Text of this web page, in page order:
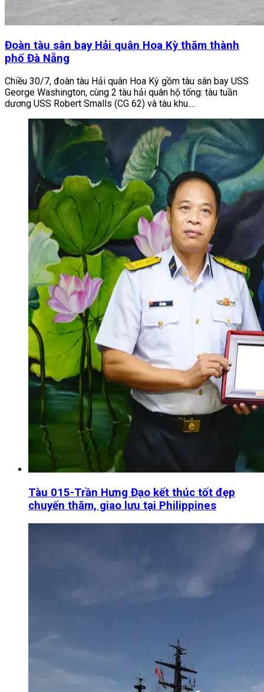
Đoàn tàu sân bay Hải quân Hoa Kỳ thăm thành
phố Đà Nẵng
Chiều 30/7, đoàn tàu Hải quân Hoa Kỳ gồm tàu sân bay USS
George Washington, cùng 2 tàu hải quân hộ tống: tàu tuần
dương USS Robert Smalls (CG 62) và tàu khu....
Tàu 015-Trần Hưng Đạo kết thúc tốt đẹp
chuyến thăm, giao lưu tại Philippines